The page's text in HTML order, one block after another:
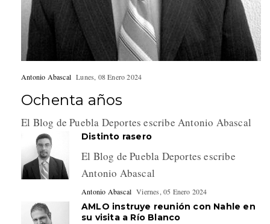
Antonio Abascal Lunes, 08 Enero 2024
Ochenta años
El Blog de Puebla Deportes escribe Antonio Abascal
Distinto rasero
El Blog de Puebla Deportes escribe
Antonio Abascal
Antonio Abascal Viernes, 05 Enero 2024
AMLO instruye reunión con Nahle en
su visita a Río Blanco